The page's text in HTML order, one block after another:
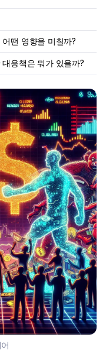
떤 영향을 미칠까?
응책은 뭐가 있을까?